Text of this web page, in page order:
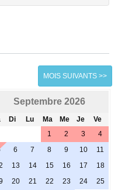
MOIS SUIVANTS >>
Septembre 2026
Di Lu Ma Me Je
Ve
1
2 3
4
6 7 8 9 10
11
13 14 15 16 17
18
20 21 22 23 24
25